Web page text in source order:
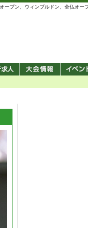
プン、ウィンブルドン、全仏オー